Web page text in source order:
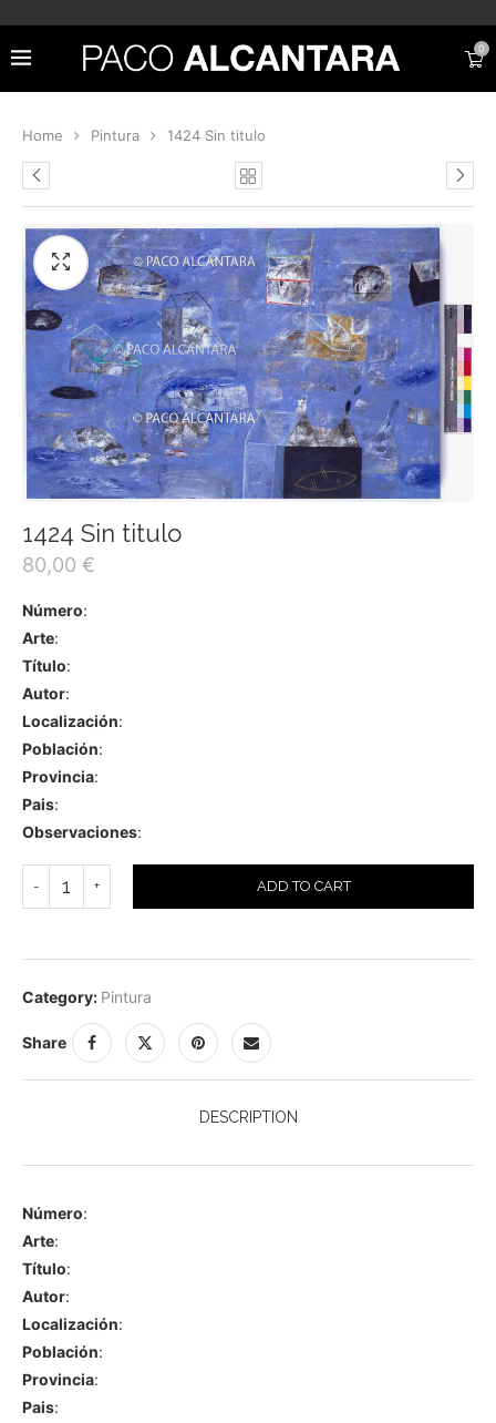
0
Home Pintura 1424 Sin titulo
1424 Sin titulo
80,00 €
Número:
Arte:
Título:
Autor:
Localización:
Población:
Provincia:
Pais:
Observaciones:
ADD TO CART
Category: Pintura
Share
DESCRIPTION
Número:
Arte:
Título:
Autor:
Localización:
Población:
Provincia:
Pais: